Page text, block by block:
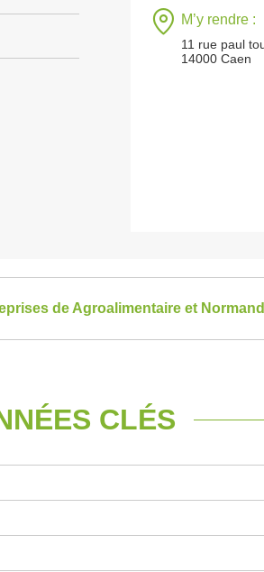
M’y rendre :
11 rue paul
14000 Caen
de Agroalimentaire et
CLÉS